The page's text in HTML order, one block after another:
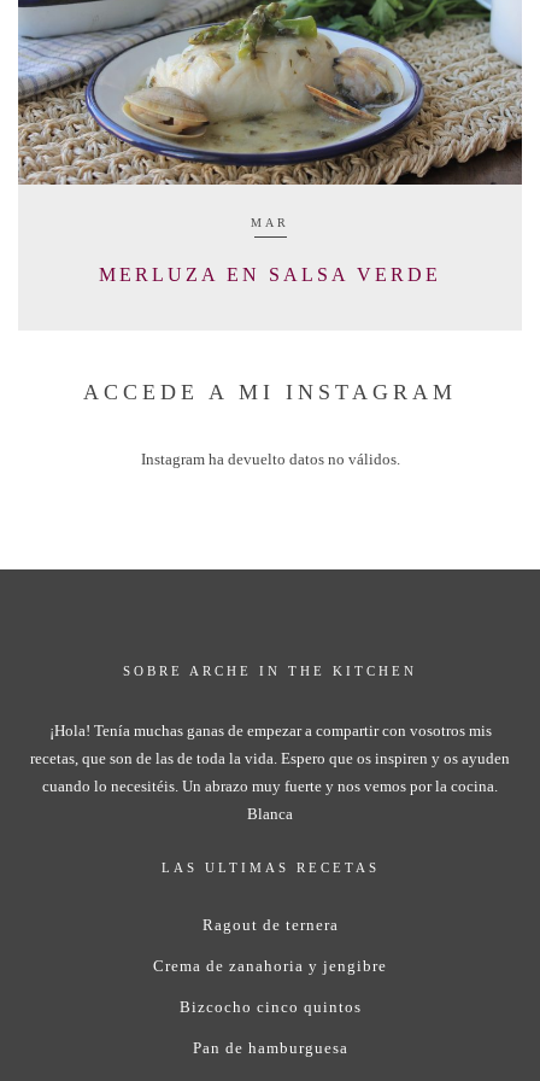
MAR
MERLUZA EN SALSA VERDE
ACCEDE A MI INSTAGRAM
Instagram ha devuelto datos no válidos.
SOBRE ARCHE IN THE KITCHEN
¡Hola! Tenía muchas ganas de empezar a compartir con vosotros mis
recetas, que son de las de toda la vida. Espero que os inspiren y os ayuden
cuando lo necesitéis. Un abrazo muy fuerte y nos vemos por la cocina.
Blanca
LAS ULTIMAS RECETAS
Ragout de ternera
Crema de zanahoria y jengibre
Bizcocho cinco quintos
Pan de hamburguesa